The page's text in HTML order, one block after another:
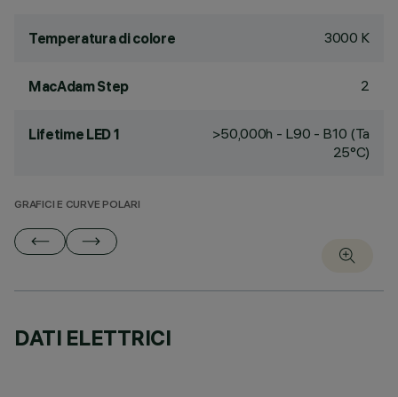
Temperatura di colore 3000 K
MacAdam Step 2
Lifetime LED 1
>50,000h - L90 - B10 (Ta
25°C)
GRAFICI E CURVE POLARI
DATI ELETTRICI